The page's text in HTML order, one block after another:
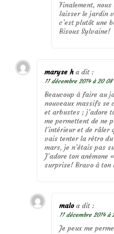
Finalement, nous
laisser le jardin
c’est plutôt une
Bisous Sylvaine!
maryse h a dit :
11 décembre 2014 à 20 08
Beaucoup à faire au
nouveaux massifs se
et arbustes ; j’adore
me permettent de ne
l’intérieur et de
vais tenter la rétro
mars, je n’étais pas
J’adore ton anémone
surprise! Bravo à
malo a dit :
11 décembre 2014 à
Je peux me